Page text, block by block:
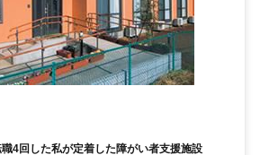
職4回した私が定着した障がい者支援施設